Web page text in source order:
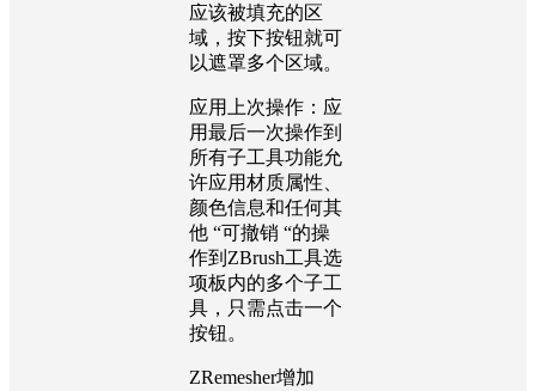
应该被填充的区
域，按下按钮就可
以遮罩多个区域。
应用上次操作：应
用最后一次操作到
所有子工具功能允
许应用材质属性、
颜色信息和任何其
他 “可撤销 “的操
作到ZBrush工具选
项板内的多个子工
具，只需点击一个
按钮。
ZRemesher增加